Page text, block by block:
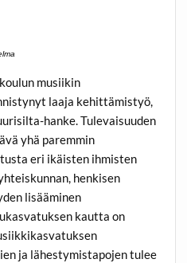
musiikin
laaja kehittämistyö,
hanke. Tulevaisuuden
yhä paremmin
eri ikäisten ihmisten
henkisen
lisääminen
kautta on
ja lähestymistapojen tulee